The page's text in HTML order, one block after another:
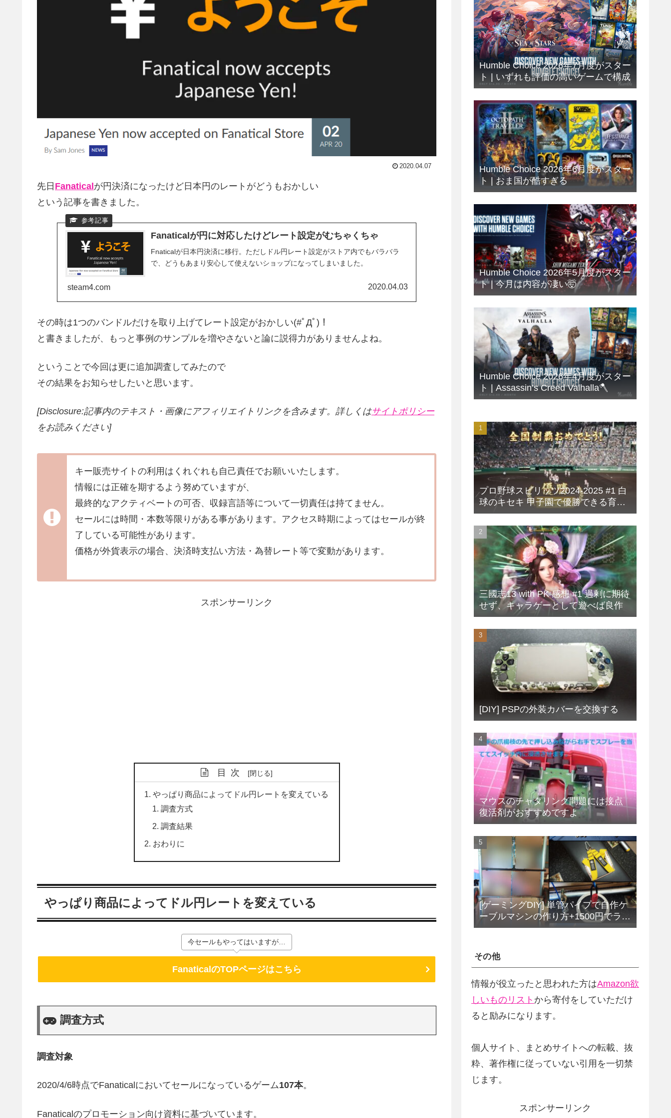
2020.04.07
先日 Fanaticalが円決済になったけど日本円のレートがどうもおかしい
という記事を書きました。
Fanaticalが円に対応したけどレート設定がむちゃくちゃ
Fnaticalが日本円決済に移行。ただしドル円レート設定がストア内でもバラバラ
で、どうもあまり安心して使えないショップになってしまいました。
steam4.com 2020.04.03
その時は1つのバンドルだけを取り上げてレート設定がおかしい(#ﾟДﾟ)！
と書きましたが、もっと事例のサンプルを増やさないと論に説得力がありませんよね。
ということで今回は更に追加調査してみたので
その結果をお知らせしたいと思います。
[Disclosure:記事内のテキスト・画像にアフィリエイトリンクを含みます。詳しくはサイトポリシー
をお読みください]
キー販売サイトの利用はくれぐれも自己責任でお願いいたします。
情報には正確を期するよう努めていますが、
最終的なアクティベートの可否、収録言語等について一切責任は持てません。
セールには時間・本数等限りがある事があります。アクセス時期によってはセールが終
了している可能性があります。
価格が外貨表示の場合、決済時支払い方法・為替レート等で変動があります。
スポンサーリンク
目次
やっぱり商品によってドル円レートを変えている
調査方式
調査結果
おわりに
やっぱり商品によってドル円レートを変えている
今セールもやってはいますが…
FanaticalのTOPページはこちら
調査方式
調査対象
2020/4/6時点でFanaticalにおいてセールになっているゲーム107本。
Fanaticalのプロモーション向け資料に基づいています。
Humble Choice 2026年7月度がスター
ト | いずれも評価の高いゲームで構成
Humble Choice 2026年6月度がスター
ト | おま国が酷すぎる
Humble Choice 2026年5月度がスター
ト | 今月は内容が凄い🤯
Humble Choice 2026年4月度がスター
ト | Assassin’s Creed Valhalla🪓
プロ野球スピリッツ2024-2025 #1 白
球のキセキ 甲子園で優勝できる育成
方法
三國志13 with PK 感想 #1 過剰に期待
せず、キャラゲーとして遊べば良作
[DIY] PSPの外装カバーを交換する
マウスのチャタリング問題には接点
復活剤がおすすめですよ
[ゲーミングDIY] 単管パイプで自作ケ
ーブルマシンの作り方+1500円でラッ
トプルダウンバーをDIY
その他
情報が役立ったと思われた方はAmazon欲
しいものリスト から寄付をしていただけ
ると励みになります。
個人サイト、まとめサイトへの転載、抜
粋、著作権に従っていない引用を一切禁
じます。
スポンサーリンク